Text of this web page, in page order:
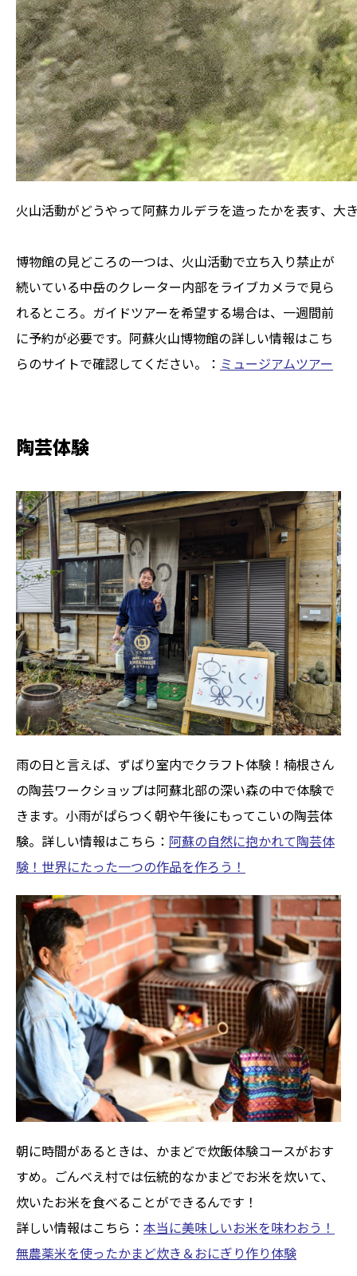
火山活動がどうやって阿蘇カルデラを造ったかを表す、大
博物館の見どころの一つは、火山活動で立ち入り禁止が
続いている中岳のクレーター内部をライブカメラで見ら
れるところ。ガイドツアーを希望する場合は、一週間前
に予約が必要です。阿蘇火山博物館の詳しい情報はこち
らのサイトで確認してください。： ミュージアムツアー
陶芸体験
雨の日と言えば、ずばり室内でクラフト体験！楠根さん
の陶芸ワークショップは阿蘇北部の深い森の中で体験で
きます。小雨がぱらつく朝や午後にもってこいの陶芸体
験。詳しい情報はこちら： 阿蘇の自然に抱かれて陶芸体
験！世界にたった一つの作品を作ろう！
朝に時間があるときは、かまどで炊飯体験コースがおす
すめ。ごんべえ村では伝統的なかまどでお米を炊いて、
炊いたお米を食べることができるんです！
詳しい情報はこちら： 本当に美味しいお米を味わおう！
無農薬米を使ったかまど炊き＆おにぎり作り体験